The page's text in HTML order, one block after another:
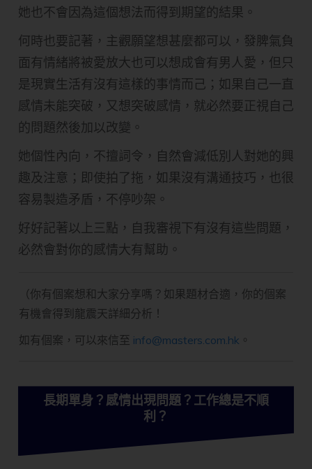
她也不會因為這個想法而得到期望的結果。
何時也要記著，主觀願望想甚麼都可以，發脾氣負
面有情緒將被愛放大也可以想成會有男人愛，但只
是現實生活有沒有這樣的事情而己；如果自己一直
感情未能突破，又想突破感情，就必然要正視自己
的問題然後加以改變。
她個性內向，不擅詞令，自然會減低別人對她的興
趣及注意；即使拍了拖，如果沒有溝通技巧，也很
容易製造矛盾，不停吵架。
好好記著以上三點，自我審視下有沒有這些問題，
必然會對你的感情大有幫助。
（你有個案想和大家分享嗎？如果題材合適，你的個案
有機會得到龍震天詳細分析！
如有個案，可以來信至 info@masters.com.hk 。
長期單身？感情出現問題？工作總是不順
利？